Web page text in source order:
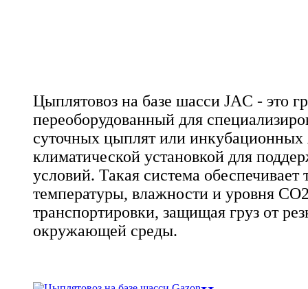
Цыплятовоз на базе шасси JAC - это
переоборудованный для
суточных цыплят или
климатической установкой для
условий. Такая система обеспечивает
температуры, влажности и уровня
транспортировки, защищая груз от
окружающей среды.